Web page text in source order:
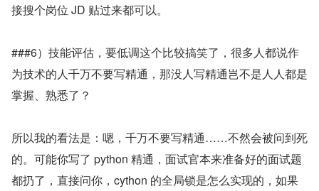
接搜个岗位 JD 贴过来都可以。
###6）技能评估，要低调这个比较搞笑了，很多人都说作
为技术的人千万不要写精通，那没人写精通岂不是人人都是
掌握、熟悉了？
所以我的看法是：嗯，千万不要写精通……不然会被问到死
的。可能你写了 python 精通，面试官本来准备好的面试题
都扔了，直接问你，cython 的全局锁是怎么实现的，如果